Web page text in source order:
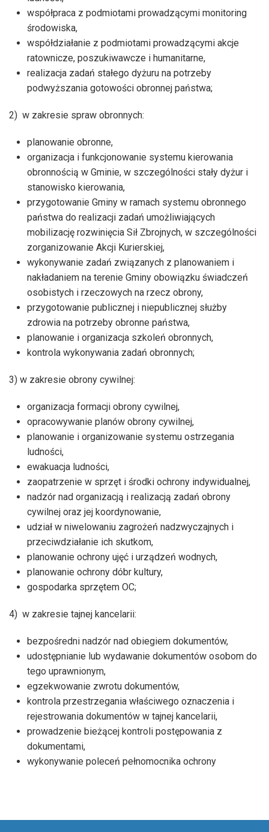
współpraca z podmiotami prowadzącymi monitoring
środowiska,
współdziałanie z podmiotami prowadzącymi akcje
ratownicze, poszukiwawcze i humanitarne,
realizacja zadań stałego dyżuru na potrzeby
podwyższania gotowości obronnej państwa;
2) w zakresie spraw obronnych:
planowanie obronne,
organizacja i funkcjonowanie systemu kierowania
obronnością w Gminie, w szczególności stały dyżur i
stanowisko kierowania,
przygotowanie Gminy w ramach systemu obronnego
państwa do realizacji zadań umożliwiających
mobilizację rozwinięcia Sił Zbrojnych, w szczególności
zorganizowanie Akcji Kurierskiej,
wykonywanie zadań związanych z planowaniem i
nakładaniem na terenie Gminy obowiązku świadczeń
osobistych i rzeczowych na rzecz obrony,
przygotowanie publicznej i niepublicznej służby
zdrowia na potrzeby obronne państwa,
planowanie i organizacja szkoleń obronnych,
kontrola wykonywania zadań obronnych;
3) w zakresie obrony cywilnej:
organizacja formacji obrony cywilnej,
opracowywanie planów obrony cywilnej,
planowanie i organizowanie systemu ostrzegania
ludności,
ewakuacja ludności,
zaopatrzenie w sprzęt i środki ochrony indywidualnej,
nadzór nad organizacją i realizacją zadań obrony
cywilnej oraz jej koordynowanie,
udział w niwelowaniu zagrożeń nadzwyczajnych i
przeciwdziałanie ich skutkom,
planowanie ochrony ujęć i urządzeń wodnych,
planowanie ochrony dóbr kultury,
gospodarka sprzętem OC;
4) w zakresie tajnej kancelarii:
bezpośredni nadzór nad obiegiem dokumentów,
udostępnianie lub wydawanie dokumentów osobom do
tego uprawnionym,
egzekwowanie zwrotu dokumentów,
kontrola przestrzegania właściwego oznaczenia i
rejestrowania dokumentów w tajnej kancelarii,
prowadzenie bieżącej kontroli postępowania z
dokumentami,
wykonywanie poleceń pełnomocnika ochrony